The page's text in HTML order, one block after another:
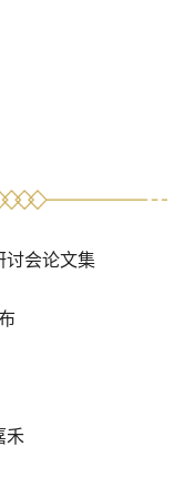
讨会论文集
禾